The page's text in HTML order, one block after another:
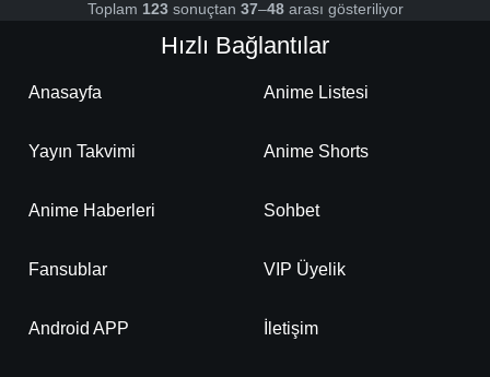
Toplam 123sonuçtan 37–48arası gösteriliyor
Hızlı Bağlantılar
Anasayfa Anime Listesi
Yayın Takvimi Anime Shorts
Anime Haberleri Sohbet
Fansublar VIP Üyelik
Android APP İletişim